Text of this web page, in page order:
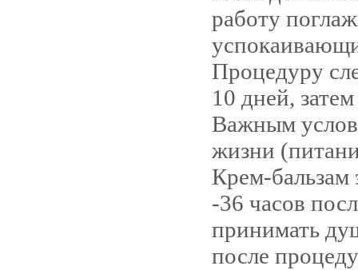
работу
Процедуру
10 дней,
Важным
жизни
Крем-бальзам
-36 часов
принимать
после